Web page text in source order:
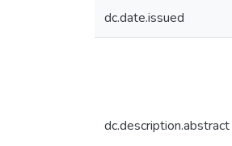
dc.date.issued
dc.description.abstract